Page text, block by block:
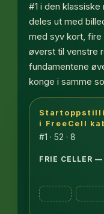
#1 i den
deles ut med
med syv kort,
øverst til venstre
fundamentene
konge i samme
Åtte
i FreeCell
#1 · 52 · 8
FRIE CELLER